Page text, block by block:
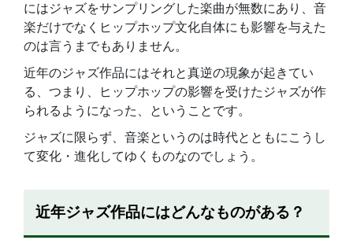
にはジャズをサンプリングした楽曲が無数にあり、音
楽だけでなくヒップホップ文化自体にも影響を与えた
のは言うまでもありません。
近年のジャズ作品にはそれと真逆の現象が起きてい
る、つまり、ヒップホップの影響を受けたジャズが作
られるようになった、ということです。
ジャズに限らず、音楽というのは時代とともにこうし
て変化・進化してゆくものなのでしょう。
近年ジャズ作品にはどんなものがある？